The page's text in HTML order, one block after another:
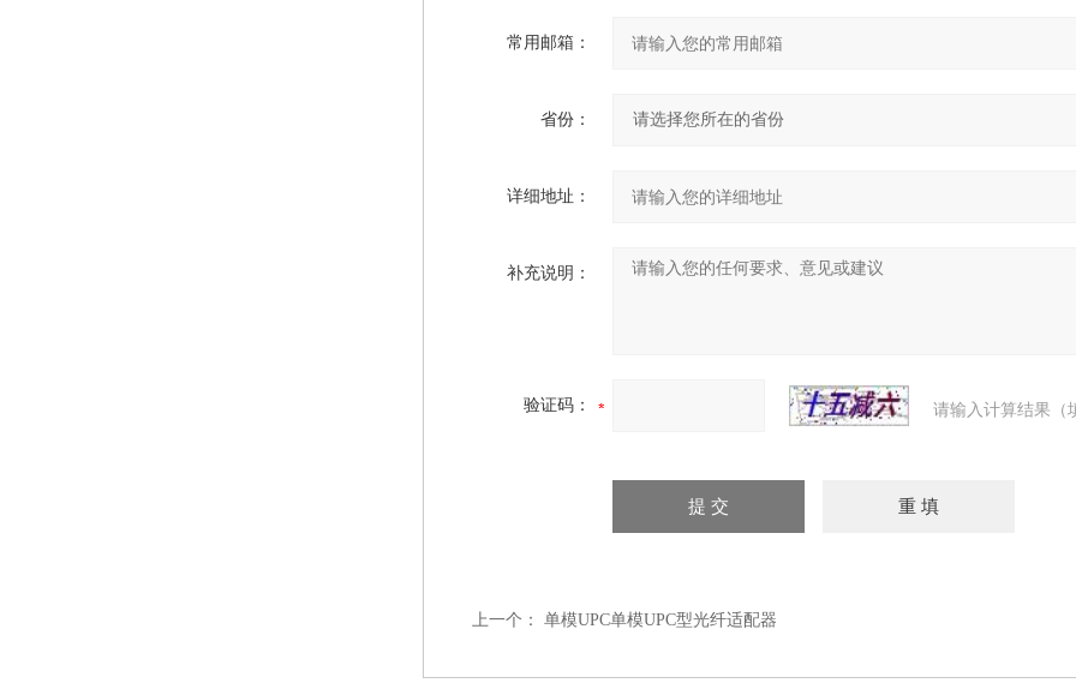
常用邮箱：
省份：
详细地址：
补充说明：
验证码： 请输入计算结果（
上一个： 单模UPC单模UPC型光纤适配器